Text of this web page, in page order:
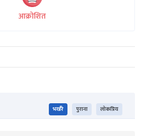
आक्रोशित
भर्खरै पुराना लोकप्रिय